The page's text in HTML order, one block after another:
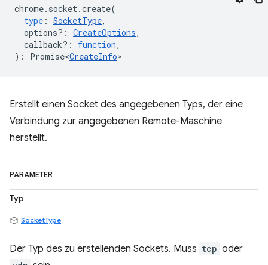
chrome. socket.create(
type : SocketType,
options? : CreateOptions,
callback? : function,
) : Promise<CreateInfo>
Erstellt einen Socket des angegebenen Typs, der eine
Verbindung zur angegebenen Remote-Maschine
herstellt.
PARAMETER
Typ
SocketType
Der Typ des zu erstellenden Sockets. Muss tcp oder